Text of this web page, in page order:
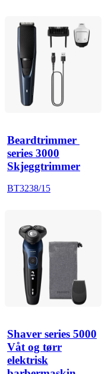
Beardtrimmer
series 3000
Skjeggtrimmer
BT3238/15
Shaver series 5000
Våt og tørr
elektrisk